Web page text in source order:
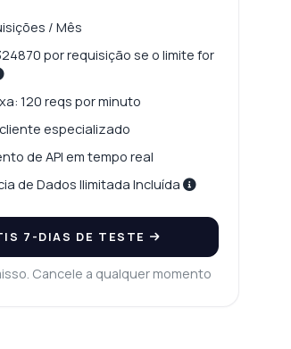
/ Mês
por requisição se o limite for
120 reqs por minuto
especializado
de API em tempo real
de Dados Ilimitada Incluída
7-DIAS DE TESTE
Cancele a qualquer momento